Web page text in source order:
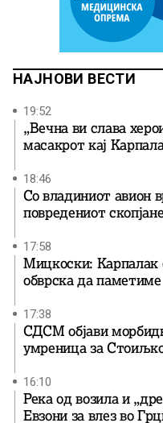
НАЈНОВИ ВЕСТИ
19:52
„Вечна ви слава
масакрот кај
18:46
Со владиниот авион
повредениот
17:58
Мицкоски: Карпалак
обврска да паметиме
17:38
СДСМ објави
умреница за
16:10
Река од возила и
Евзони за влез во